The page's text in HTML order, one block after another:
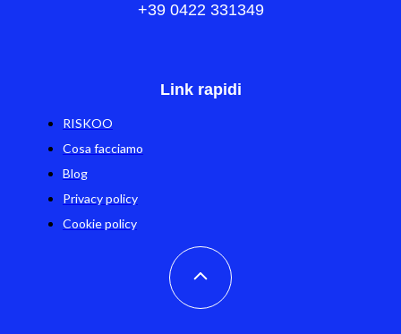
+39 0422 331349
Link rapidi
RISKOO
Cosa facciamo
Blog
Privacy policy
Cookie policy